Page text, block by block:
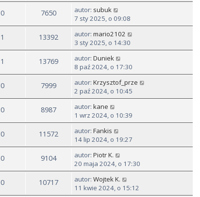
0 7650 autor: subuk
7 sty 2025, o 09:08
1 13392 autor: mario2102
3 sty 2025, o 14:30
1 13769 autor: Duniek
8 paź 2024, o 17:30
0 7999 autor: Krzysztof_prze
2 paź 2024, o 10:45
0 8987 autor: kane
1 wrz 2024, o 10:39
0 11572 autor: Fankis
14 lip 2024, o 19:27
0 9104 autor: Piotr K.
20 maja 2024, o 17:30
0 10717 autor: Wojtek K.
11 kwie 2024, o 15:12